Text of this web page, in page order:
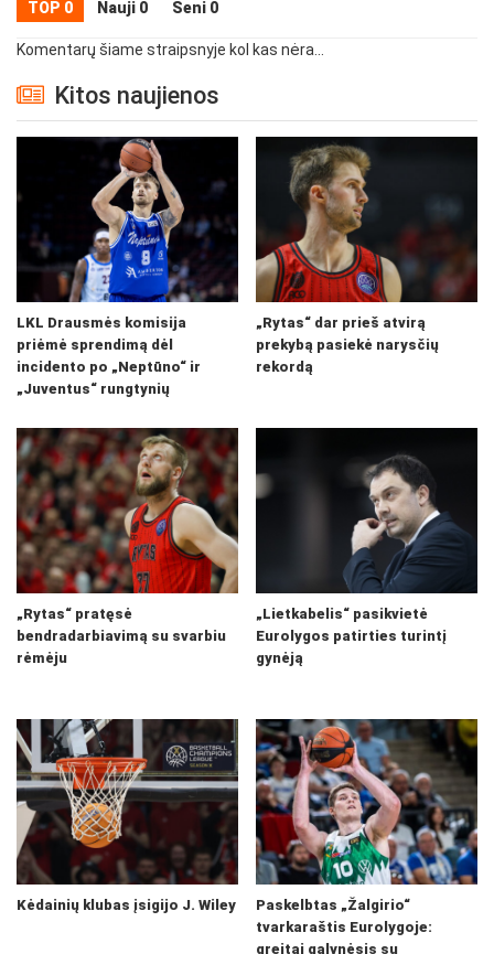
TOP 0 Nauji 0 Seni 0
Komentarų šiame straipsnyje kol kas nėra...
Kitos naujienos
LKL Drausmės komisija
priėmė sprendimą dėl
incidento po „Neptūno“ ir
„Juventus“ rungtynių
„Rytas“ dar prieš atvirą
prekybą pasiekė narysčių
rekordą
„Rytas“ pratęsė
bendradarbiavimą su svarbiu
rėmėju
„Lietkabelis“ pasikvietė
Eurolygos patirties turintį
gynėją
Kėdainių klubas įsigijo J. Wiley
Paskelbtas „Žalgirio“
tvarkaraštis Eurolygoje:
greitai galynėsis su